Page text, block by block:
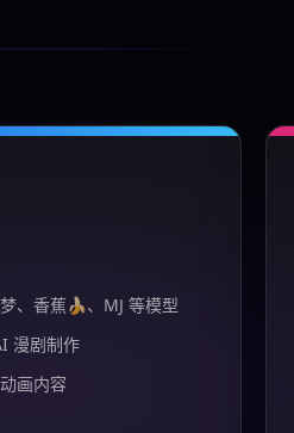
、香蕉🍌、MJ 等模型
漫剧制作
画内容